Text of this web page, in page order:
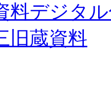
料デジタ
旧蔵資料